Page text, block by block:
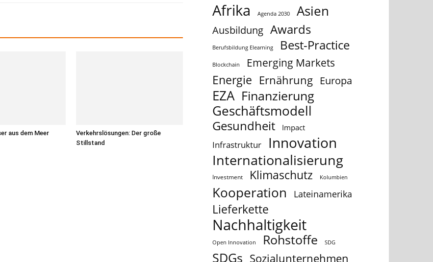
aus dem Meer
Verkehrslösungen: Der große
Stillstand
Afrika Agenda 2030 Asien
Ausbildung Awards
Berufsbildung Elearning Best-Practice
Blockchain Emerging Markets
Energie Ernährung Europa
EZA Finanzierung
Geschäftsmodell
Gesundheit Impact
Infrastruktur Innovation
Internationalisierung
Investment Klimaschutz Kolumbien
Kooperation Lateinamerika
Lieferkette
Nachhaltigkeit
Open Innovation Rohstoffe SDG
SDGs Sozialunternehmen